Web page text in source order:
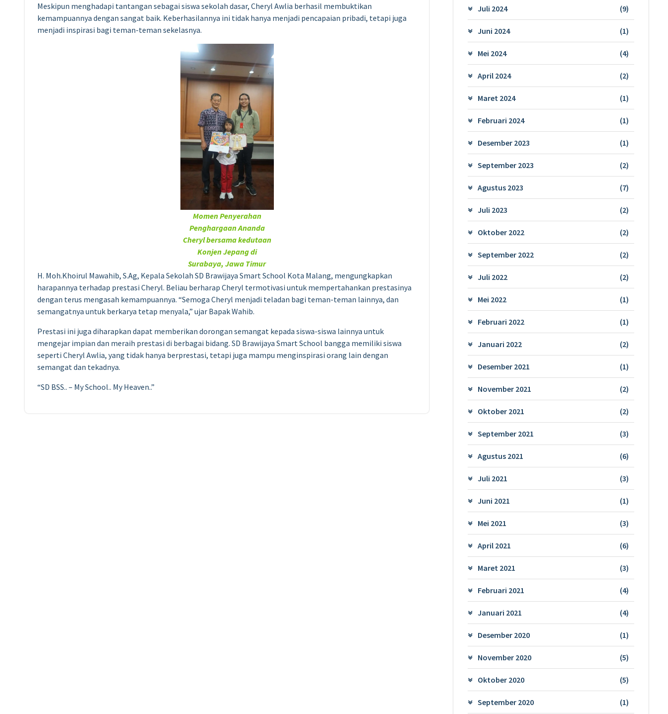
Meskipun menghadapi tantangan sebagai siswa sekolah dasar, Cheryl Awlia berhasil membuktikan
kemampuannya dengan sangat baik. Keberhasilannya ini tidak hanya menjadi pencapaian pribadi, tetapi juga
menjadi inspirasi bagi teman-teman sekelasnya.
Momen Penyerahan
Penghargaan Ananda
Cheryl bersama kedutaan
Konjen Jepang di
Surabaya, Jawa Timur
H. Moh.Khoirul Mawahib, S.Ag, Kepala Sekolah SD Brawijaya Smart School Kota Malang, mengungkapkan
harapannya terhadap prestasi Cheryl. Beliau berharap Cheryl termotivasi untuk mempertahankan prestasinya
dengan terus mengasah kemampuannya. “Semoga Cheryl menjadi teladan bagi teman-teman lainnya, dan
semangatnya untuk berkarya tetap menyala,” ujar Bapak Wahib.
Prestasi ini juga diharapkan dapat memberikan dorongan semangat kepada siswa-siswa lainnya untuk
mengejar impian dan meraih prestasi di berbagai bidang. SD Brawijaya Smart School bangga memiliki siswa
seperti Cheryl Awlia, yang tidak hanya berprestasi, tetapi juga mampu menginspirasi orang lain dengan
semangat dan tekadnya.
“SD BSS.. – My School.. My Heaven..”
Juli 2024 (9)
Juni 2024 (1)
Mei 2024 (4)
April 2024 (2)
Maret 2024 (1)
Februari 2024 (1)
Desember 2023 (1)
September 2023 (2)
Agustus 2023 (7)
Juli 2023 (2)
Oktober 2022 (2)
September 2022 (2)
Juli 2022 (2)
Mei 2022 (1)
Februari 2022 (1)
Januari 2022 (2)
Desember 2021 (1)
November 2021 (2)
Oktober 2021 (2)
September 2021 (3)
Agustus 2021 (6)
Juli 2021 (3)
Juni 2021 (1)
Mei 2021 (3)
April 2021 (6)
Maret 2021 (3)
Februari 2021 (4)
Januari 2021 (4)
Desember 2020 (1)
November 2020 (5)
Oktober 2020 (5)
September 2020 (1)